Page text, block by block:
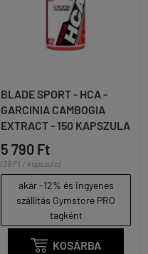
BLADE SPORT - HCA -
GARCINIA CAMBOGIA
EXTRACT - 150 KAPSZULA
5 790 Ft
(39 Ft / kapszula)
akár -12% és ingyenes
szállítás Gymstore PRO
tagként
 KOSÁRBA